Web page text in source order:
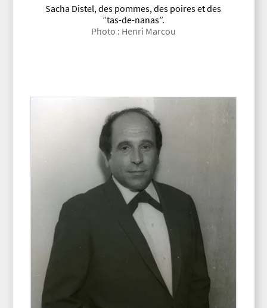
Sacha Distel, des pommes, des poires et des
”tas-de-nanas”.
Photo : Henri Marcou